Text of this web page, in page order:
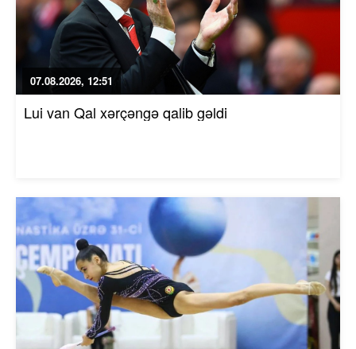
07.08.2026, 12:51
Lui van Qal xərçəngə qalib gəldi